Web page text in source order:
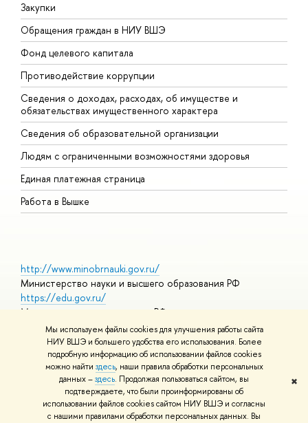
Мы используем файлы cookies для улучшения работы сайта
НИУ ВШЭ и большего удобства его использования. Более
подробную информацию об использовании файлов cookies
можно найти здесь, наши правила обработки персональных
данных –здесь. Продолжая пользоваться сайтом, вы
подтверждаете, что были проинформированы об
использовании файлов cookies сайтом НИУ ВШЭ и согласны
с нашими правилами обработки персональных данных. Вы
✖
Закупки
Обращения граждан в НИУ ВШЭ
Фонд целевого капитала
Противодействие коррупции
Сведения о доходах, расходах, об имуществе и
обязательствах имущественного характера
Сведения об образовательной организации
Людям с ограниченными возможностями здоровья
Единая платежная страница
Работа в Вышке
http://www.minobrnauki.gov.ru/
Министерство науки и высшего образования РФ
https://edu.gov.ru/
Министерство просвещения РФ
https://elearning.hse.ru/mooc
Массовые открытые онлайн-курсы
© НИУ ВШЭ 1993–2026 Адреса и контактыУсловия
использования материалов Политика конфиденциальности